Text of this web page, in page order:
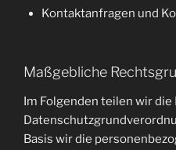
Kontaktanfragen und
Maßgebliche
Im Folgenden teilen wir
Basis wir die